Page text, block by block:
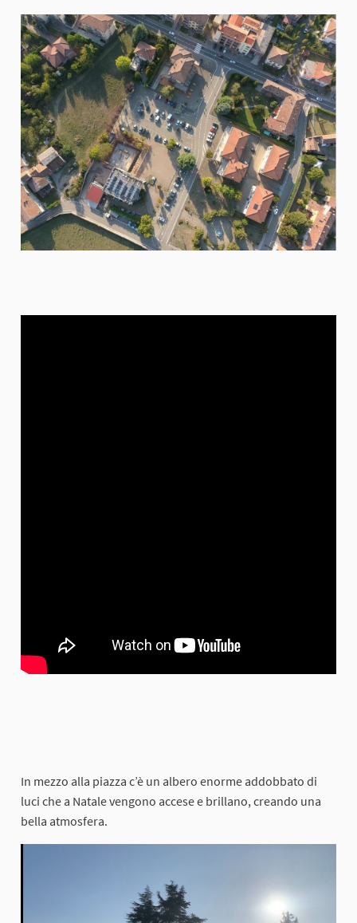
In mezzo alla piazza c’è un albero enorme addobbato di
luci che a Natale vengono accese e brillano, creando una
bella atmosfera.